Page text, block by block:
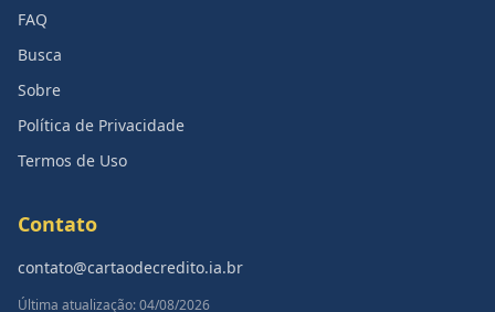
FAQ
Busca
Sobre
Política de Privacidade
Termos de Uso
Contato
contato@cartaodecredito.ia.br
Última atualização: 04/08/2026